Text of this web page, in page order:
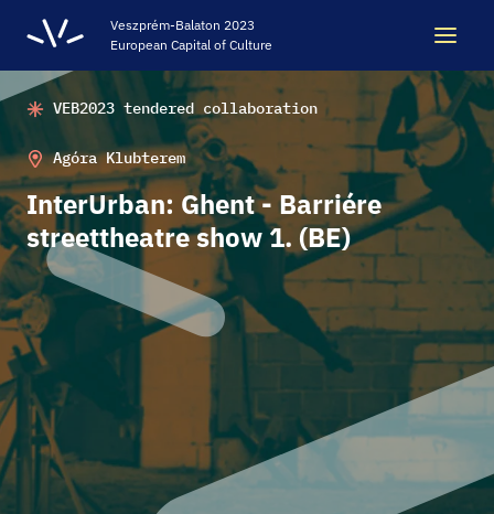
Veszprém-Balaton 2023
European Capital of Culture
Search
Search
LEGACY
VEB2023 ECOC
HELLOVEB EVENT CALENDAR
NEWS - ARCHIVE
CODE - CENTRE OF DIGITAL EXPERIENCES
InterUrban: Ghent - Barriére
streettheatre show 1. (BE)
VEB2023 tendered collaboration
Agóra Klubterem